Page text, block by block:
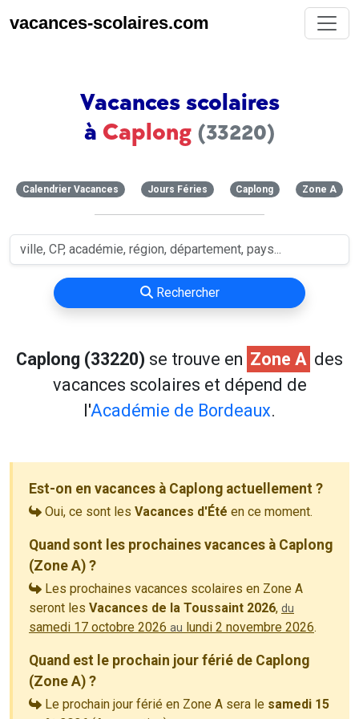
vacances-scolaires.com
Vacances scolaires
à Caplong (33220)
Calendrier Vacances Jours Féries Caplong Zone A
Rechercher
Caplong (33220) se trouve en Zone A des
vacances scolaires et dépend de
l'Académie de Bordeaux.
Est-on en vacances à Caplong actuellement ?
Oui, ce sont les Vacances d'Été en ce moment.
Quand sont les prochaines vacances à Caplong
(Zone A) ?
Les prochaines vacances scolaires en Zone A
seront les Vacances de la Toussaint 2026, du
samedi 17 octobre 2026 au lundi 2 novembre 2026.
Quand est le prochain jour férié de Caplong
(Zone A) ?
Le prochain jour férié en Zone A sera le samedi 15